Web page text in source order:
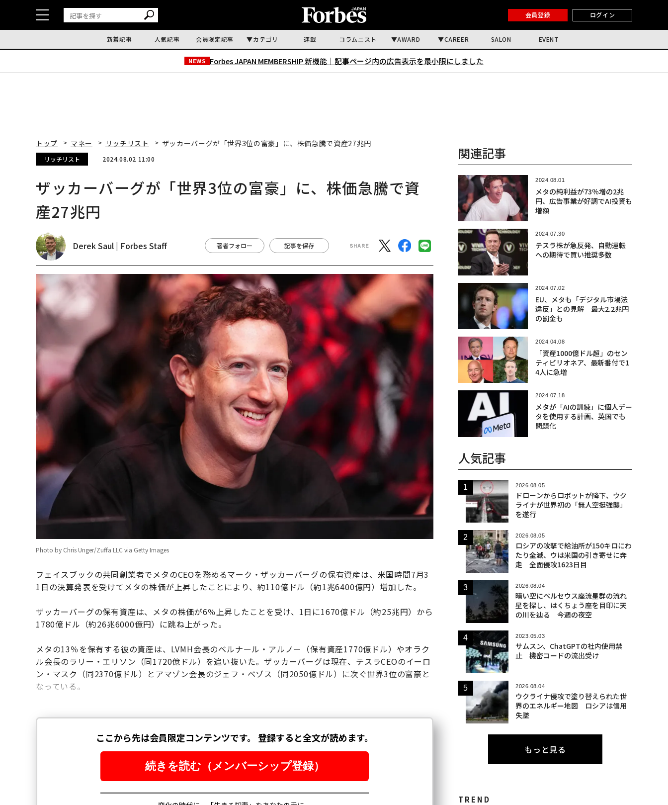
会員登録 ログイン
新着記事 人気記事 会員限定記事 カテゴリ 連載 コラムニスト AWARD CAREER SALON EVENT
NEWS Forbes JAPAN MEMBERSHIP 新機能｜ 記事ページ内の広告表示を最小限にしました
トップ マネー リッチリスト ザッカーバーグが「世界3位の富豪」に、株価急騰で資産27兆円
リッチリスト 2024.08.02 11:00
ザッカーバーグが「世界3位の富豪」に、株価急騰で資
産27兆円
Derek Saul | Forbes Staff 著者フォロー 記事を保存
Photo by Chris Unger/Zuffa LLC via Getty Images
フェイスブックの共同創業者でメタのCEOを務めるマーク・ザッカーバーグの保有資産は、米国時間7月3
1日の決算発表を受けてメタの株価が上昇したことにより、約110億ドル（約1兆6400億円）増加した。
ザッカーバーグの保有資産は、メタの株価が6％上昇したことを受け、1日に1670億ドル（約25兆円）から
1780億ドル（約26兆6000億円）に跳ね上がった。
メタの13％を保有する彼の資産は、LVMH会長のベルナール・アルノー（保有資産1770億ドル）やオラク
ル会長のラリー・エリソン（同1720億ドル）を追い抜いた。ザッカーバーグは現在、テスラCEOのイーロ
ン・マスク（同2370億ドル）とアマゾン会長のジェフ・ベゾス（同2050億ドル）に次ぐ世界3位の富豪と
なっている。
関連記事
2024.08.01
メタの純利益が73％増の2兆
円、広告事業が好調でAI投資も
増額
2024.07.30
テスラ株が急反発、自動運転
への期待で買い推奨多数
2024.07.02
EU、メタも「デジタル市場法
違反」との見解 最大2.2兆円
の罰金も
2024.04.08
「資産1000億ドル超」のセン
ティビリオネア、最新番付で1
4人に急増
2024.07.18
メタが「AIの訓練」に個人デー
タを使用する計画、英国でも
問題化
人気記事
2026.08.05
ドローンからロボットが降下、ウク
ライナが世界初の「無人空挺強襲」
を遂行
2026.08.05
ロシアの攻撃で給油所が150キロにわ
たり全滅、ウは米国の引き寄せに奔
走 全面侵攻1623日目
2026.08.04
暗い空にペルセウス座流星群の流れ
星を探し、はくちょう座を目印に天
の川を辿る 今週の夜空
2023.05.03
サムスン、ChatGPTの社内使用禁
止 機密コードの流出受け
2026.08.04
ウクライナ侵攻で塗り替えられた世
界のエネルギー地図 ロシアは信用
失墜
もっと見る
TREND